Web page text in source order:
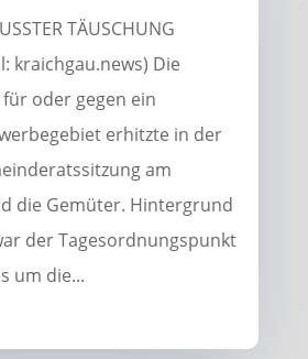
TÄUSCHUNG
kraichgau.news) Die
oder gegen ein
erhitzte in der
am
die Gemüter. Hintergrund
der Tagesordnungspunkt
um die...